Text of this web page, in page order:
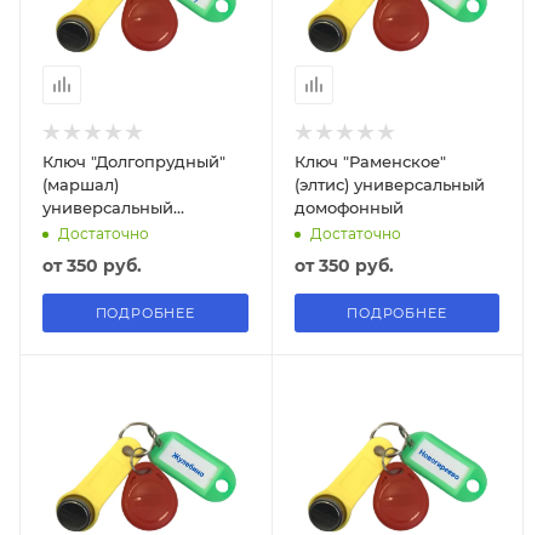
Ключ "Долгопрудный"
(маршал)
универсальный
домофонный
Достаточно
от350 руб.
ПОДРОБНЕЕ
Ключ "Раменское"
(элтис) универсальный
домофонный
Достаточно
от350 руб.
ПОДРОБНЕЕ